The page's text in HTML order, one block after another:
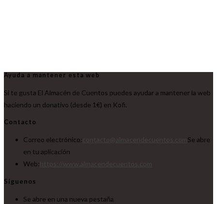
Ayuda a mantener esta web
Si te gusta El Almacén de Cuentos puedes ayudar a mantener la web
haciendo un donativo (desde 1€) en Kofi.
Contacto
Correo electrónico:
Se abre
en tu aplicación
Web:
Síguenos
Se abre en una nueva pestaña